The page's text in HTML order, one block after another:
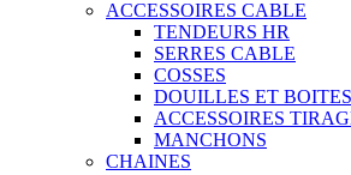
ACCESSOIRES CABLE
TENDEURS HR
SERRES CABLE
COSSES
DOUILLES ET
ACCESSOIRES
MANCHONS
CHAINES